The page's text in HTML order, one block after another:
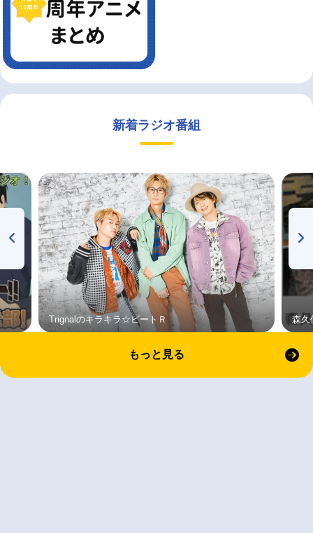
新着ラジオ番組
Trignalのキラキラ☆ビートＲ 森久
もっと見る